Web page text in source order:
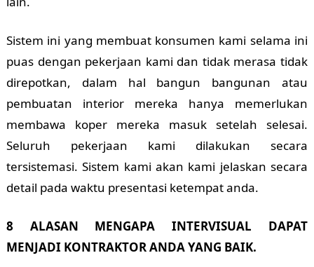
Sistem ini yang membuat konsumen kami selama ini
puas dengan pekerjaan kami dan tidak merasa tidak
direpotkan, dalam hal bangun bangunan atau
pembuatan interior mereka hanya memerlukan
membawa koper mereka masuk setelah selesai.
Seluruh pekerjaan kami dilakukan secara
tersistemasi. Sistem kami akan kami jelaskan secara
detail pada waktu presentasi ketempat anda.
8 ALASAN MENGAPA INTERVISUAL DAPAT
MENJADI KONTRAKTOR ANDA YANG BAIK.